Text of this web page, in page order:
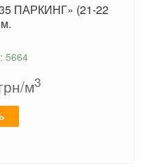
ПАРКИНГ» (21-22
5664
м3